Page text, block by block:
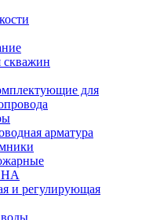
скважин
для
арматура
и регулирующая